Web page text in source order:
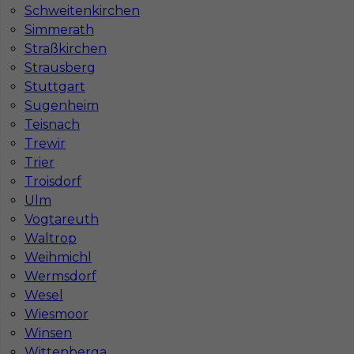
Schweitenkirchen
Simmerath
Straßkirchen
Strausberg
Stuttgart
Sugenheim
Teisnach
Trewir
Trier
Troisdorf
Ulm
Vogtareuth
Waltrop
Weihmichl
Wermsdorf
Wesel
Wiesmoor
Winsen
InServ © 2014 – 2026 | Wszelkie prawa zastrzeżone
Witryna korzysta z ciasteczek
Ta witryna używa ciasteczek (cookies) do
personalizacji treści i reklam, oferowania funkcji